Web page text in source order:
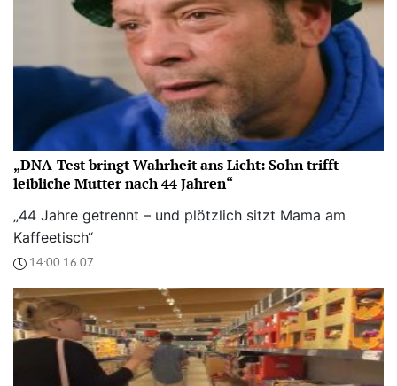
„DNA-Test bringt Wahrheit ans Licht: Sohn trifft
leibliche Mutter nach 44 Jahren“
„44 Jahre getrennt – und plötzlich sitzt Mama am
Kaffeetisch“
14:00 16.07